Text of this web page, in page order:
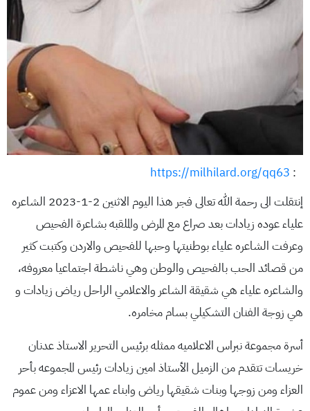
:
https://milhilard.org/qq63
إنتقلت الى رحمة الله تعالى فجر هذا اليوم الاثنين 2-1-2023 الشاعره
علياء عوده زيادات بعد صراع مع المرض والملقبه بشاعرة الفحيص
وعرفت الشاعره علياء بوطنيتها وحبها للفحيص والاردن وكتبت كثير
من قصائد الحب بالفحيص والوطن وهي ناشطة اجتماعيا معروفه،
والشاعره علياء هي شقيقة الشاعر والاعلامي الراحل رياض زيادات و
هي زوجة الفنان التشكيلي بسام مخامره.
أسرة مجموعة نبراس الاعلاميه ممثله برئيس التحرير الاستاذ عدنان
خريسات تتقدم من الزميل الأستاذ امين زيادات رئيس المجموعه بأحر
العزاء ومن زوجها وبنات شقيقها رياض وابناء عمها الاعزاء ومن عموم